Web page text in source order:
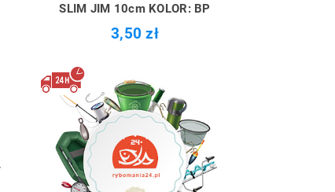
SLIM JIM 10cm KOLOR: BP
3,50 zł